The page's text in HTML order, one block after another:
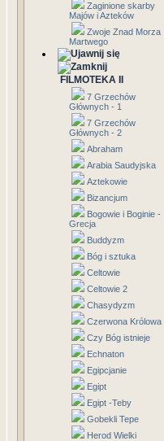
Zaginione skarby
Majów i Azteków
Zwoje Znad Morza
Martwego
FILMOTEKA II
7 Grzechów
Głównych - 1
7 Grzechów
Głównych - 2
Abraham
Arabia Saudyjska
Aztekowie
Bizancjum
Bogowie i Boginie -
Grecja
Buddyzm
Bóg i sztuka
Celtowie
Celtowie 2
Chasydyzm
Czerwona Królowa
Czy Bóg istnieje
Echnaton
Egipcjanie
Egipt
Egipt -Teby
Gobekli Tepe
Herod Wielki